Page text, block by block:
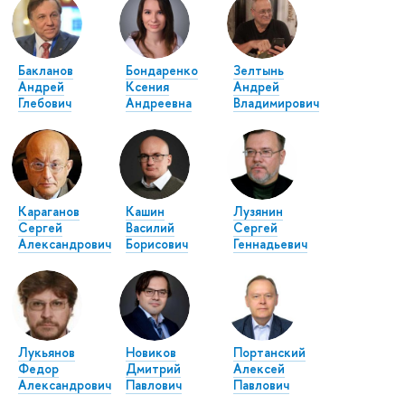
Бакланов
Андрей
Глебович
Бондаренко
Ксения
Андреевна
Зелтынь
Андрей
Владимирович
Караганов
Сергей
Александрович
Кашин
Василий
Борисович
Лузянин
Сергей
Геннадьевич
Лукьянов
Федор
Александрович
Новиков
Дмитрий
Павлович
Портанский
Алексей
Павлович